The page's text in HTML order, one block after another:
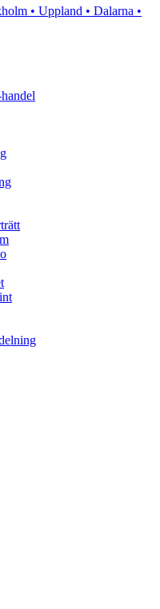
• Uppland • Dalarna •